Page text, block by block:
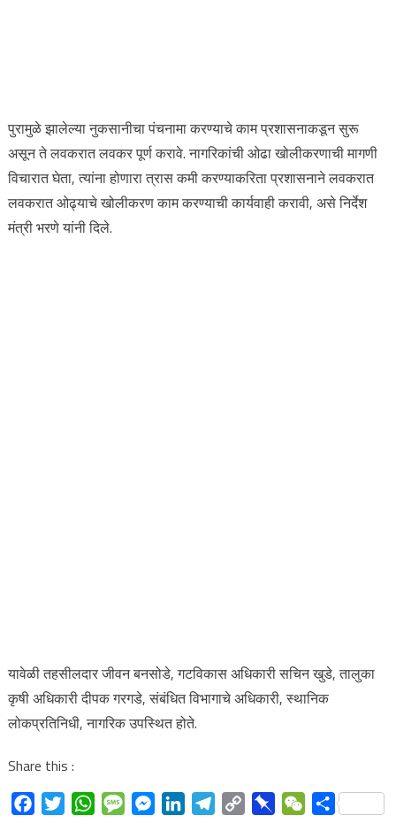
पुरामुळे झालेल्या नुकसानीचा पंचनामा करण्याचे काम प्रशासनाकडून सुरू
असून ते लवकरात लवकर पूर्ण करावे. नागरिकांची ओढा खोलीकरणाची मागणी
विचारात घेता, त्यांना होणारा त्रास कमी करण्याकरिता प्रशासनाने लवकरात
लवकरात ओढ्याचे खोलीकरण काम करण्याची कार्यवाही करावी, असे निर्देश
मंत्री भरणे यांनी दिले.
यावेळी तहसीलदार जीवन बनसोडे, गटविकास अधिकारी सचिन खुडे, तालुका
कृषी अधिकारी दीपक गरगडे, संबंधित विभागाचे अधिकारी, स्थानिक
लोकप्रतिनिधी, नागरिक उपस्थित होते.
Share this :
FacebookTwitterWhatsAppMessageMessengerLinkedInTelegram
Copy
PinboardWeChatShare